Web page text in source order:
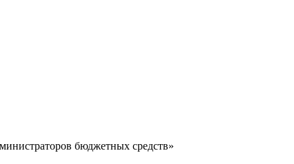
бюджетных средств»